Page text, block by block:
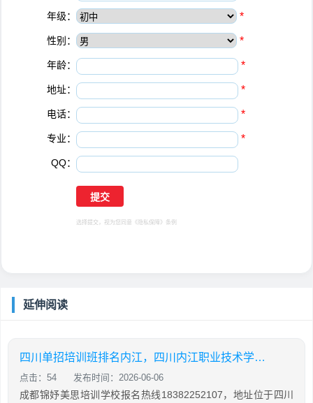
年级： *
性别： *
年龄： *
地址： *
电话： *
专业： *
QQ：
选择提交，视为您同意 《隐私保障》 条例
延伸阅读
四川单招培训班排名内江，四川内江职业技术学校单招
点击：54 发布时间：2026-06-06
成都锦妤美思培训学校报名热线18382252107，地址位于四川